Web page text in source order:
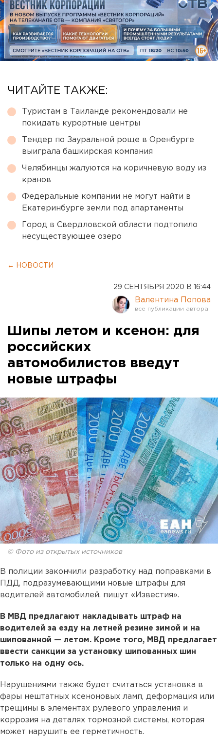
ЧИТАЙТЕ ТАКЖЕ:
Туристам в Таиланде рекомендовали не
покидать курортные центры
Тендер по Зауральной роще в Оренбурге
выиграла башкирская компания
Челябинцы жалуются на коричневую воду из
кранов
Федеральные компании не могут найти в
Екатеринбурге земли под апартаменты
Город в Свердловской области подтопило
несуществующее озеро
← НОВОСТИ
29 СЕНТЯБРЯ 2020 В 16:44
Валентина Попова
Шипы летом и ксенон: для
российских
автомобилистов введут
новые штрафы
© Фото из открытых источников
В полиции закончили разработку над поправками в
ПДД, подразумевающими новые штрафы для
водителей автомобилей, пишут «Известия».
В МВД предлагают накладывать штраф на
водителей за езду на летней резине зимой и на
шипованной — летом. Кроме того, МВД предлагает
ввести санкции за установку шипованных шин
только на одну ось.
Нарушениями также будет считаться установка в
фары нештатных ксеноновых ламп, деформация или
трещины в элементах рулевого управления и
коррозия на деталях тормозной системы, которая
может нарушить ее герметичность.